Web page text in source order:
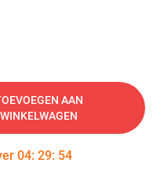
AAN
WINKELWAGEN
04: 29: 53